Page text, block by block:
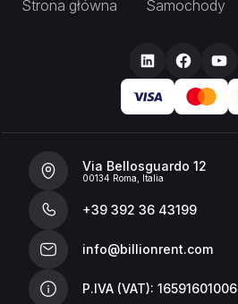
Strona główna Samochody
Via Bellosguardo 12
00134 Roma, Italia
+39 392 36 43199
info@billionrent.com
P.IVA (VAT): 16591601006